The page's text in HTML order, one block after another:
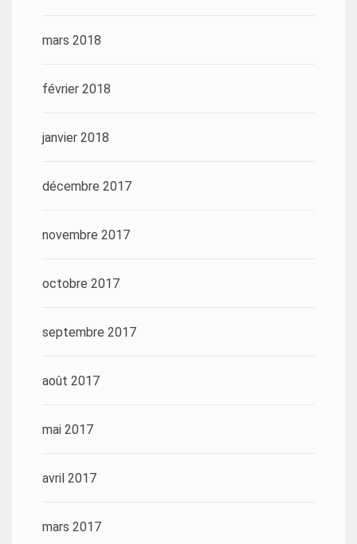
mars 2018
février 2018
janvier 2018
décembre 2017
novembre 2017
octobre 2017
septembre 2017
août 2017
mai 2017
avril 2017
mars 2017